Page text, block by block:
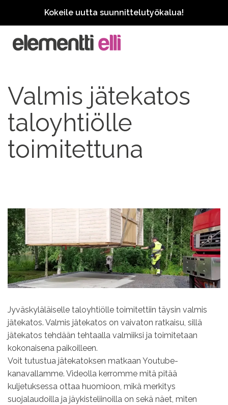
Kokeile uutta suunnittelutyökalua!
Valmis jätekatos
taloyhtiölle
toimitettuna
Jyväskyläläiselle taloyhtiölle toimitettiin täysin valmis
jätekatos. Valmis jätekatos on vaivaton ratkaisu, sillä
jätekatos tehdään tehtaalla valmiiksi ja toimitetaan
kokonaisena paikoilleen.
Voit tutustua jätekatoksen matkaan Youtube-
kanavallamme. Videolla kerromme mitä pitää
kuljetuksessa ottaa huomioon, mikä merkitys
suojalaudoilla ja jäykisteliinoilla on sekä näet, miten